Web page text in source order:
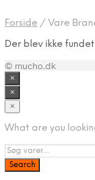
Forside / Vare
Der blev ikke
© mucho.dk
×
×
×
What are you